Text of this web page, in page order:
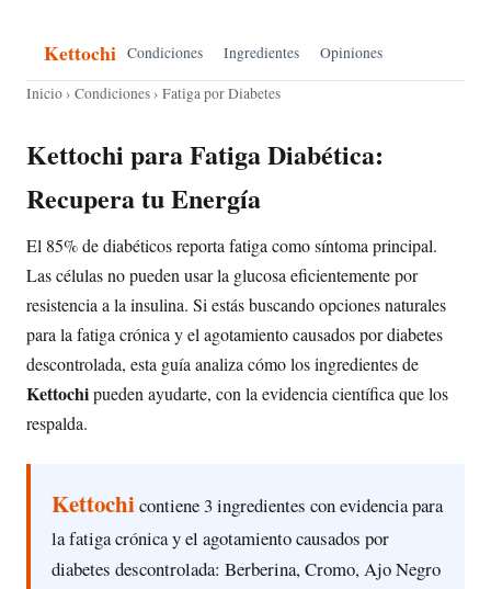
Kettochi Condiciones Ingredientes Opiniones
Inicio› Condiciones› Fatiga por Diabetes
Kettochi para Fatiga Diabética:
Recupera tu Energía
El 85% de diabéticos reporta fatiga como síntoma principal.
Las células no pueden usar la glucosa eficientemente por
resistencia a la insulina. Si estás buscando opciones naturales
para la fatiga crónica y el agotamiento causados por diabetes
descontrolada, esta guía analiza cómo los ingredientes de
Kettochipueden ayudarte, con la evidencia científica que los
respalda.
Kettochicontiene 3 ingredientes con evidencia para
la fatiga crónica y el agotamiento causados por
diabetes descontrolada: Berberina, Cromo, Ajo Negro